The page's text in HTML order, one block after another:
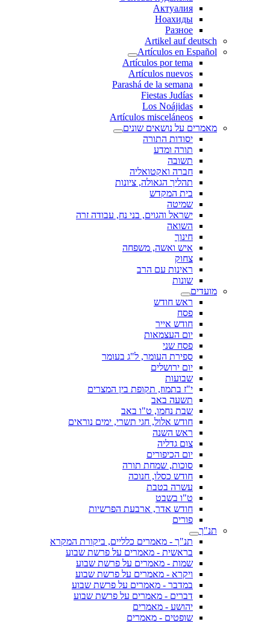
Актуалия
Ноахиды
Разное
Artikel auf deutsch
Artículos en Español
Artículos por tema
Artículos nuevos
Parashá de la semana
Fiestas Judías
Los Noájidas
Artículos misceláneos
מאמרים על נושאים שונים
יסודות התורה
תורה ומדע
תשובה
חברה ואקטואליה
תהליך הגאולה, ציונות
בית המקדש
שמיטה
ישראל והגוים, בני נח, עבודה זרה
השואה
חינוך
איש ואשה, משפחה
צחוק
ראינות עם הרב
שונות
מועדים
ראש חודש
פסח
חודש אייר
יום העצמאות
פסח שני
ספירת העומר, ל"ג בעומר
יום ירושלים
שבועות
י"ז בתמוז, תקופת בין המצרים
תשעה באב
שבת נחמו, ט"ו באב
חודש אלול, חגי תשרי, ימים נוראים
ראש השנה
צום גדליה
יום הכיפורים
סוכות, שמחת תורה
חודש כסלו, חנוכה
עשרה בטבת
ט"ו בשבט
חודש אדר, ארבעת הפרשיות
פורים
תנ"ך
תנ"ך - מאמרים כלליים, ביקורת המקרא
בראשית - מאמרים על פרשת שבוע
שמות - מאמרים על פרשת שבוע
ויקרא - מאמרים על פרשת שבוע
במדבר - מאמרים על פרשת שבוע
דברים - מאמרים על פרשת שבוע
יהושע - מאמרים
שופטים - מאמרים